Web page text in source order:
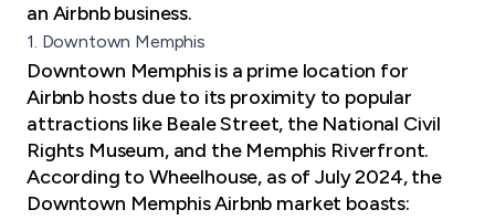
an Airbnb business.
1. Downtown Memphis
Downtown Memphis is a prime location for
Airbnb hosts due to its proximity to popular
attractions like Beale Street, the National Civil
Rights Museum, and the Memphis Riverfront.
According to Wheelhouse, as of July 2024, the
Downtown Memphis Airbnb market boasts: